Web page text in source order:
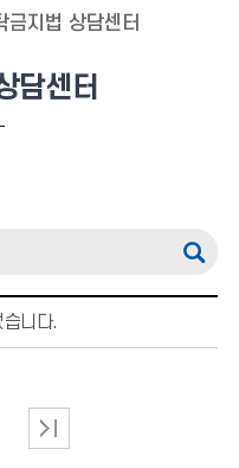
금지법 상담센터
담센터
니다.